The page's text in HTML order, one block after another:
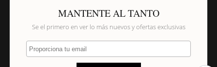
MANTENTE AL TANTO
Se el primero en ver lo más nuevos y ofertas exclusivas
Proporciona tu email